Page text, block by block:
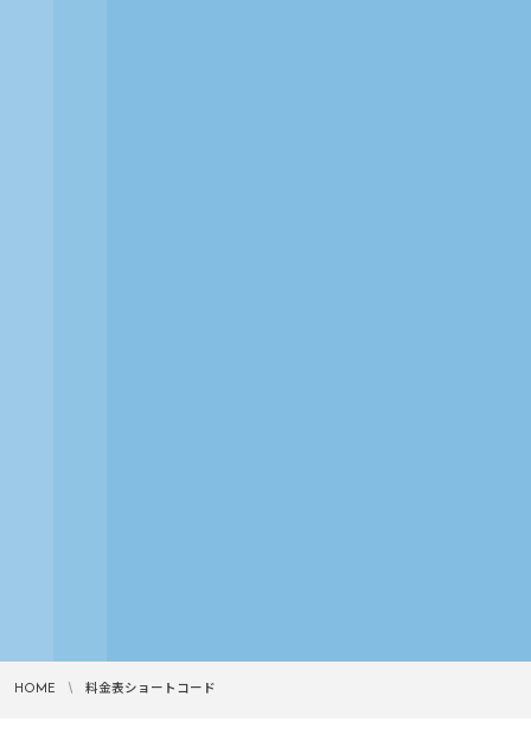
HOME 料金表ショートコード